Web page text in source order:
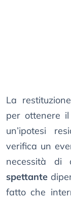
La
per ottenere
un’ipotesi
verifica un
necessità di
spettante
fatto che